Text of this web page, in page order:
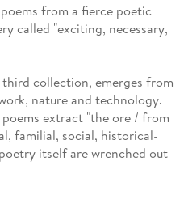
from a fierce poetic
called "exciting, necessary,
third collection, emerges from
nature and technology.
extract "the ore / from
familial, social, historical-
itself are wrenched out